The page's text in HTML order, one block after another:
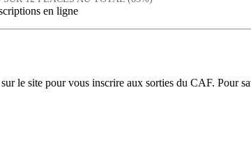
en ligne
le site pour vous inscrire aux sorties du CAF. Pour